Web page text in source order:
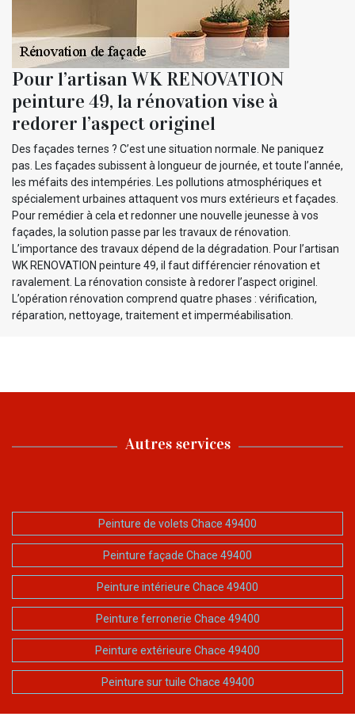
Pour l’artisan WK RENOVATION
peinture 49, la rénovation vise à
redorer l’aspect originel
Des façades ternes ? C’est une situation normale. Ne paniquez
pas. Les façades subissent à longueur de journée, et toute l’année,
les méfaits des intempéries. Les pollutions atmosphériques et
spécialement urbaines attaquent vos murs extérieurs et façades.
Pour remédier à cela et redonner une nouvelle jeunesse à vos
façades, la solution passe par les travaux de rénovation.
L’importance des travaux dépend de la dégradation. Pour l’artisan
WK RENOVATION peinture 49, il faut différencier rénovation et
ravalement. La rénovation consiste à redorer l’aspect originel.
L’opération rénovation comprend quatre phases : vérification,
réparation, nettoyage, traitement et imperméabilisation.
Autres services
Peinture de volets Chace 49400
Peinture façade Chace 49400
Peinture intérieure Chace 49400
Peinture ferronerie Chace 49400
Peinture extérieure Chace 49400
Peinture sur tuile Chace 49400